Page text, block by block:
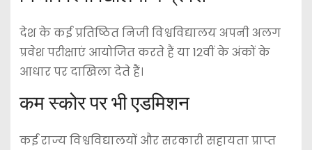
देश के कई प्रतिष्ठित निजी विश्वविद्यालय अपनी अलग
प्रवेश परीक्षाएं आयोजित करते हैं या 12वीं के अंकों के
आधार पर दाखिला देते हैं।
कम स्कोर पर भी एडमिशन
कई राज्य विश्वविद्यालयों और सरकारी सहायता प्राप्त